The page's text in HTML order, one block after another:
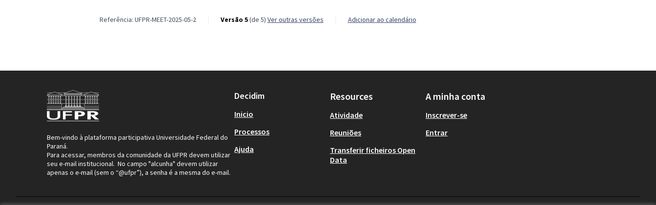
Referência: UFPR-MEET-2025-05-2 Versão 5(de 5) ver outras versões Adicionar ao calendário
Bem-vindo à plataforma participativa Universidade Federal do
Paraná.
Para acessar, membros da comunidade da UFPR devem utilizar
seu e-mail institucional. No campo "alcunha" devem utilizar
apenas o e-mail (sem o “@ufpr”), a senha é a mesma do e-mail.
Decidim
Inicio
Processos
Ajuda
Resources
Atividade
Reuniões
Transferir ficheiros Open
Data
A minha conta
Inscrever-se
Entrar